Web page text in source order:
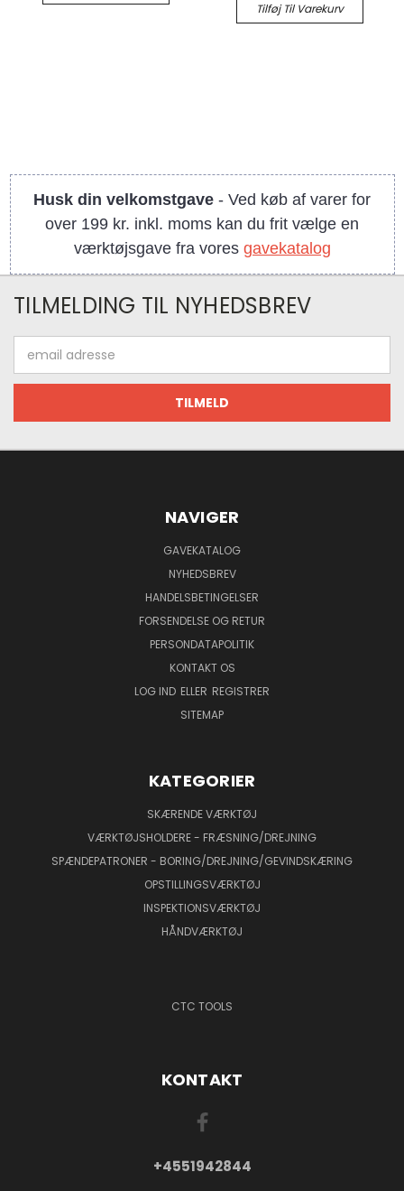
Tilføj Til Varekurv
Husk din velkomstgave - Ved køb af varer for
over 199 kr. inkl. moms kan du frit vælge en
værktøjsgave fra vores gavekatalog
TILMELDING TIL NYHEDSBREV
adresse
NAVIGER
GAVEKATALOG
NYHEDSBREV
HANDELSBETINGELSER
FORSENDELSE OG RETUR
PERSONDATAPOLITIK
KONTAKT OS
LOG IND ELLER REGISTRER
SITEMAP
KATEGORIER
SKÆRENDE VÆRKTØJ
VÆRKTØJSHOLDERE - FRÆSNING/DREJNING
SPÆNDEPATRONER - BORING/DREJNING/GEVINDSKÆRING
OPSTILLINGSVÆRKTØJ
INSPEKTIONSVÆRKTØJ
HÅNDVÆRKTØJ
CTC TOOLS
KONTAKT
+4551942844